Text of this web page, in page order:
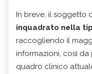
In breve, il soggetto
inquadrato nella
raccogliendo il
informazioni, così
quadro clinico